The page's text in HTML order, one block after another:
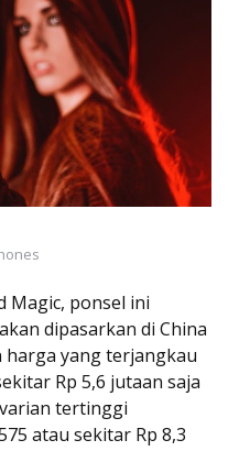
Magic, ponsel ini
dipasarkan di China
harga yang terjangkau
Rp 5,6 jutaan saja
tertinggi
atau sekitar Rp 8,3